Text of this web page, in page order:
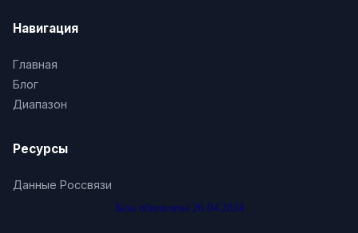
8 (382) 573 0409, +7 (382) 573 0409, 7 (382)
3825730409
8 (382) 573 0410, +7 (382) 573 0410, 7 (382) 573
0411, 73825730411, 83825730411, 3825730411
Навигация
Главная
Блог
Диапазон
Ресурсы
Данные Россвязи
База обновлена 26.04.2024